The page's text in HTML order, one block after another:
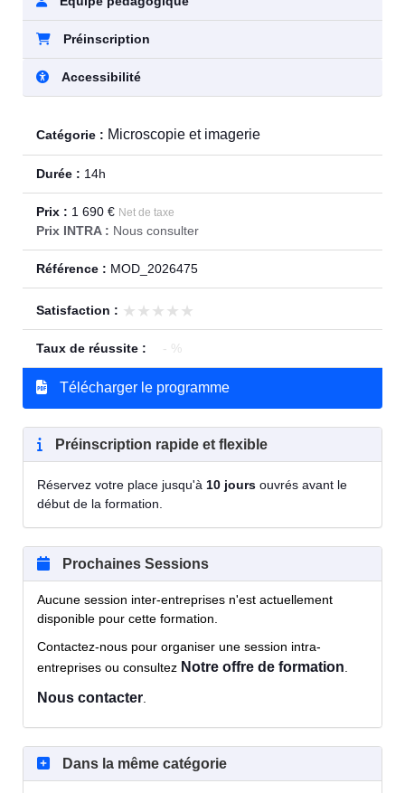
Préinscription
Accessibilité
Catégorie : Microscopie et imagerie
Durée : 14h
Prix : 1 690 € Net de taxe
Prix INTRA : Nous consulter
Référence : MOD_2026475
Satisfaction : ★★★★★
★★★★★
Taux de réussite : - %
Télécharger le programme
Préinscription rapide et flexible
Réservez votre place jusqu'à 10 jours ouvrés avant le
début de la formation.
Prochaines Sessions
Aucune session inter-entreprises n'est actuellement
disponible pour cette formation.
Contactez-nous pour organiser une session intra-
entreprises ou consultez Notre offre de formation
Nous contacter
Dans la même catégorie